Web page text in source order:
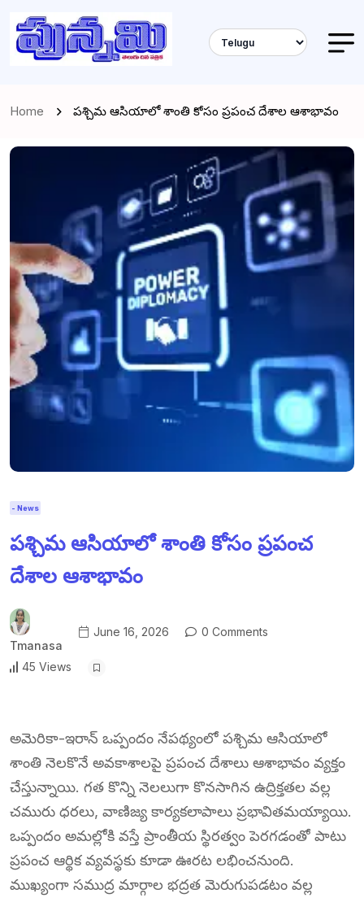
Home పశ్చిమ ఆసియాలో శాంతి కోసం ప్రపంచ దేశాల ఆశాభావం
- News
పశ్చిమ ఆసియాలో శాంతి కోసం ప్రపంచ
దేశాల ఆశాభావం
Tmanasa
June 16, 2026 0 Comments
45 Views
అమెరికా-ఇరాన్ ఒప్పందం నేపథ్యంలో పశ్చిమ ఆసియాలో
శాంతి నెలకొనే అవకాశాలపై ప్రపంచ దేశాలు ఆశాభావం వ్యక్తం
చేస్తున్నాయి. గత కొన్ని నెలలుగా కొనసాగిన ఉద్రిక్తతల వల్ల
చమురు ధరలు, వాణిజ్య కార్యకలాపాలు ప్రభావితమయ్యాయి.
ఒప్పందం అమల్లోకి వస్తే ప్రాంతీయ స్థిరత్వం పెరగడంతో పాటు
ప్రపంచ ఆర్థిక వ్యవస్థకు కూడా ఊరట లభించనుంది.
ముఖ్యంగా సముద్ర మార్గాల భద్రత మెరుగుపడటం వల్ల